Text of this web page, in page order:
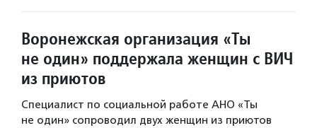
Воронежская организация «Ты
не один» поддержала женщин с ВИЧ
из приютов
Специалист по социальной работе АНО «Ты
не один» сопроводил двух женщин из приютов